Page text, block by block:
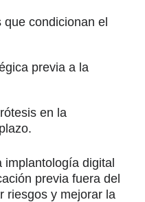
que condicionan el
previa a la
en la
implantología digital
previa fuera del
riesgos y mejorar la